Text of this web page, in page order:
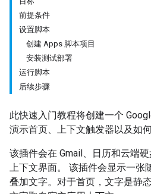
前提条件
设置脚本
创建 Apps 脚本项目
安装测试部署
运行脚本
后续步骤
此快速入门教程将创建一个
演示首页、上下文触发器以及如
该插件会在 Gmail、日历和云端
上下文界面。 该插件会显示一张
叠加文字。对于首页，文字是静